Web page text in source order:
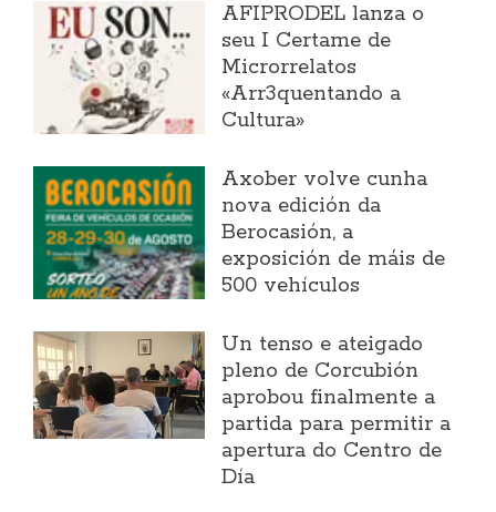
AFIPRODEL lanza o
seu I Certame de
Microrrelatos
«Arr3quentando a
Cultura»
Axober volve cunha
nova edición da
Berocasión, a
exposición de máis de
500 vehículos
Un tenso e ateigado
pleno de Corcubión
aprobou finalmente a
partida para permitir a
apertura do Centro de
Día